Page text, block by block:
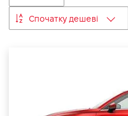
Спочатку дешеві
Контакти